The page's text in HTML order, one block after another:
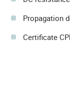
Propagation
Certificate